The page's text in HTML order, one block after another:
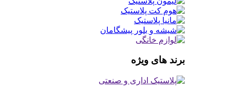
برند های ویژه